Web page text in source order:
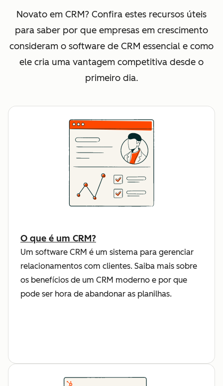
Novato em CRM? Confira estes recursos úteis
para saber por que empresas em crescimento
consideram o software de CRM essencial e como
ele cria uma vantagem competitiva desde o
primeiro dia.
O que é um CRM?
Um software CRM é um sistema para gerenciar
relacionamentos com clientes. Saiba mais sobre
os benefícios de um CRM moderno e por que
pode ser hora de abandonar as planilhas.